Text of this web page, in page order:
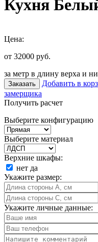
Кухня
Цена:
от 32000 руб.
за метр в длину верха и
Заказать Добавить в
замерщика
Получить расчет
Выберите конфигурацию
Выберите материал
Верхние шкафы:
нет да
Укажите размер:
Укажите личные данные: